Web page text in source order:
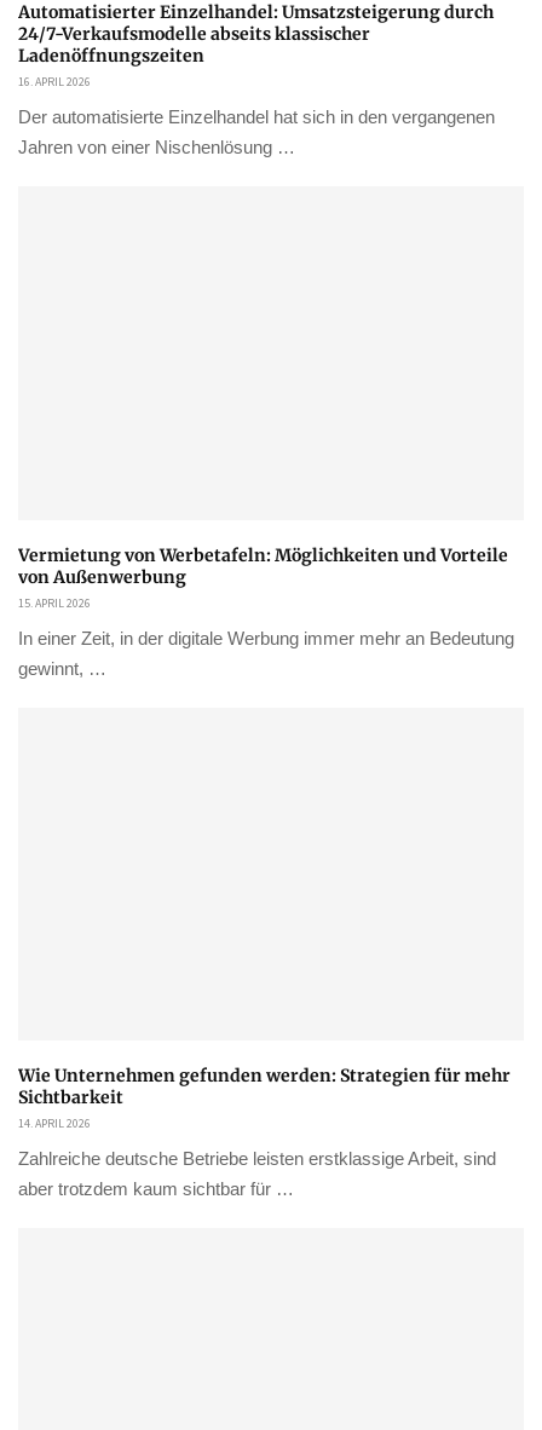
Automatisierter Einzelhandel: Umsatzsteigerung durch
24/7-Verkaufsmodelle abseits klassischer
Ladenöffnungszeiten
16. APRIL 2026
Der automatisierte Einzelhandel hat sich in den vergangenen
Jahren von einer Nischenlösung …
Vermietung von Werbetafeln: Möglichkeiten und Vorteile
von Außenwerbung
15. APRIL 2026
In einer Zeit, in der digitale Werbung immer mehr an Bedeutung
gewinnt, …
Wie Unternehmen gefunden werden: Strategien für mehr
Sichtbarkeit
14. APRIL 2026
Zahlreiche deutsche Betriebe leisten erstklassige Arbeit, sind
aber trotzdem kaum sichtbar für …